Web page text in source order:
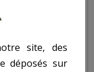
site, des
déposés sur